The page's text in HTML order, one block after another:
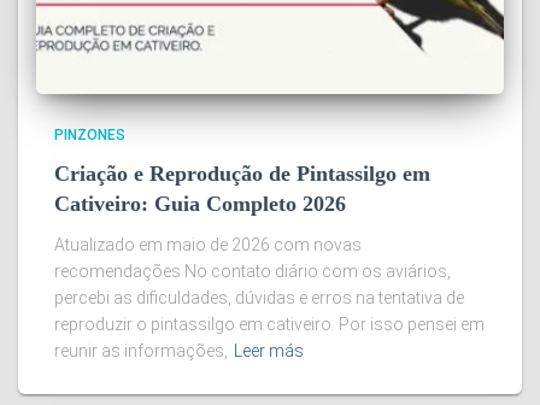
PINZONES
Criação e Reprodução de Pintassilgo em
Cativeiro: Guia Completo 2026
Atualizado em maio de 2026 com novas
recomendações No contato diário com os aviários,
percebi as dificuldades, dúvidas e erros na tentativa de
reproduzir o pintassilgo em cativeiro. Por isso pensei em
reunir as informações,
Leer más